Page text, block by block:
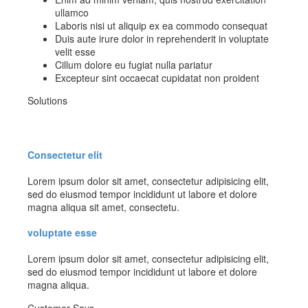
ullamco
Laboris nisi ut aliquip ex ea commodo consequat
Duis aute irure dolor in reprehenderit in voluptate
velit esse
Cillum dolore eu fugiat nulla pariatur
Excepteur sint occaecat cupidatat non proident
Solutions
Consectetur elit
Lorem ipsum dolor sit amet, consectetur adipisicing elit,
sed do eiusmod tempor incididunt ut labore et dolore
magna aliqua sit amet, consectetu.
voluptate esse
Lorem ipsum dolor sit amet, consectetur adipisicing elit,
sed do eiusmod tempor incididunt ut labore et dolore
magna aliqua.